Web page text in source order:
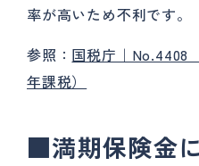
率が高いため不利です。
参照： 国税庁｜No.4408
年課税）
■満期保険金